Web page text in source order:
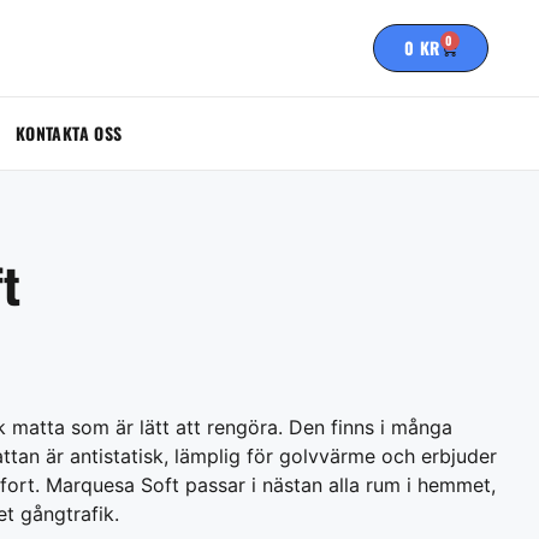
0 KR 0
KONTAKTA OSS
matta som är lätt att rengöra. Den finns i många
är antistatisk, lämplig för golvvärme och erbjuder
Marquesa Soft passar i nästan alla rum i hemmet,
gångtrafik.